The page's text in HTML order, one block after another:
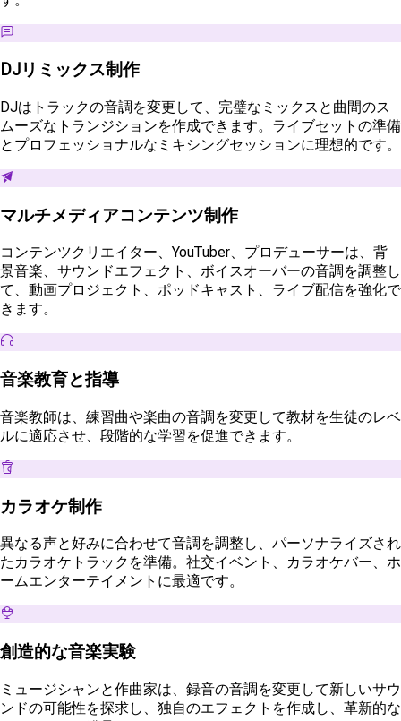
DJリミックス制作
DJはトラックの音調を変更して、完璧なミックスと曲間のス
ムーズなトランジションを作成できます。ライブセットの準備
とプロフェッショナルなミキシングセッションに理想的です。
マルチメディアコンテンツ制作
コンテンツクリエイター、YouTuber、プロデューサーは、背
景音楽、サウンドエフェクト、ボイスオーバーの音調を調整し
て、動画プロジェクト、ポッドキャスト、ライブ配信を強化で
きます。
音楽教育と指導
音楽教師は、練習曲や楽曲の音調を変更して教材を生徒のレベ
ルに適応させ、段階的な学習を促進できます。
カラオケ制作
異なる声と好みに合わせて音調を調整し、パーソナライズされ
たカラオケトラックを準備。社交イベント、カラオケバー、ホ
ームエンターテイメントに最適です。
創造的な音楽実験
ミュージシャンと作曲家は、録音の音調を変更して新しいサウ
ンドの可能性を探求し、独自のエフェクトを作成し、革新的な